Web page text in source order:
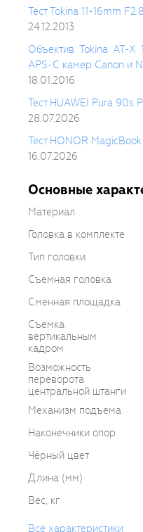
Тест Tokina 11-16mm
24.12.2013
Объектив Tokina AT-
APS-C камер Canon и
18.01.2016
Тест HUAWEI Pura 90s
28.07.2026
Тест HONOR
16.07.2026
Основные
Материал
Головка в комплекте
Тип головки
Съемная головка
Сменная площадка
Съемка
вертикальным
кадром
Возможность
переворота
центральной штанги
Механизм подъема
Наконечники опор
Чёрный цвет
Длина (мм)
Вес, кг
Все характеристики